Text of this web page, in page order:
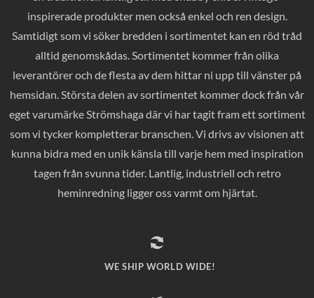
inspirerade produkter men också enkel och ren design.
Samtidigt som vi söker bredden i sortimentet kan en röd tråd
alltid genomskådas. Sortimentet kommer från olika
leverantörer och de flesta av dem hittar ni upp till vänster på
hemsidan. Största delen av sortimentet kommer dock från vår
eget varumärke Strömshaga där vi har tagit fram ett sortiment
som vi tycker kompletterar branschen. Vi drivs av visionen att
kunna bidra med en unik känsla till varje hem med inspiration
tagen från svunna tider. Lantlig, industriell och retro
heminredning ligger oss varmt om hjärtat.
WE SHIP WORLD WIDE!